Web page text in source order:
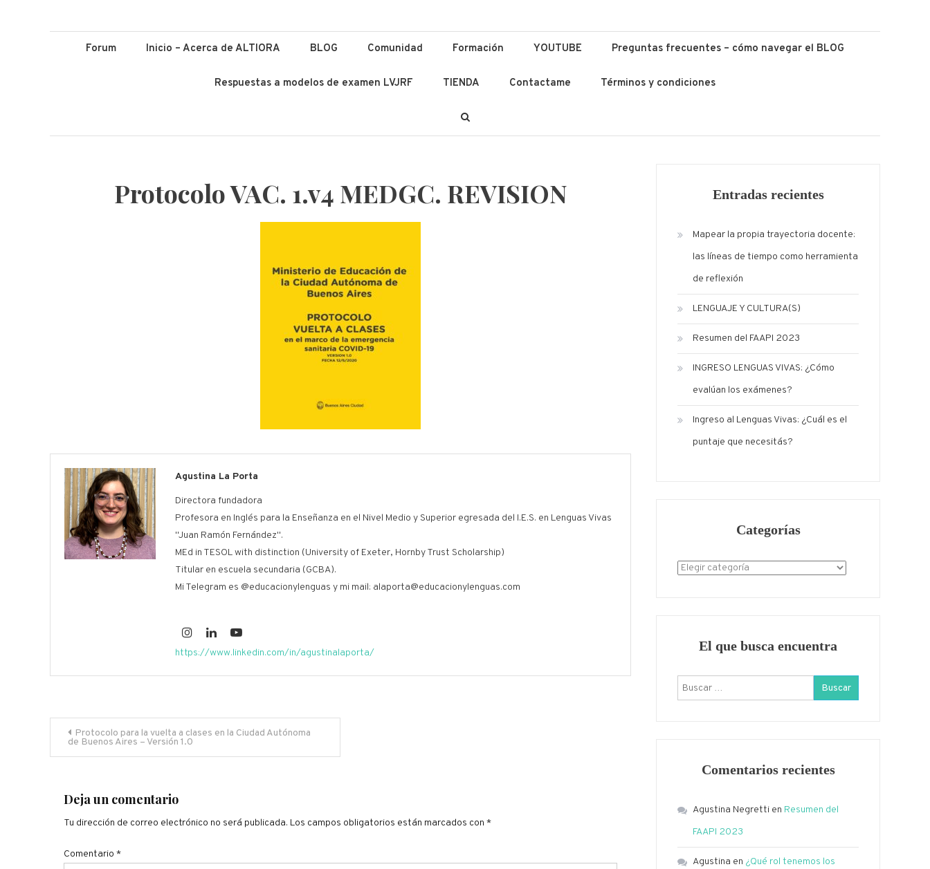
ALTIORA – Educación y Lenguas
Forum Inicio – Acerca de ALTIORA BLOG Comunidad Formación YOUTUBE Preguntas frecuentes – cómo navegar el BLOG
Respuestas a modelos de examen LVJRF TIENDA Contactame Términos y condiciones
Protocolo VAC. 1.v4 MEDGC. REVISION
Agustina La Porta
Directora fundadora
Profesora en Inglés para la Enseñanza en el Nivel Medio y Superior egresada del I.E.S. en Lenguas Vivas
"Juan Ramón Fernández".
MEd in TESOL with distinction (University of Exeter, Hornby Trust Scholarship)
Titular en escuela secundaria (GCBA).
Mi Telegram es @educacionylenguas y mi mail: alaporta@educacionylenguas.com
https://www.linkedin.com/in/agustinalaporta/
Navegación
de
Protocolo para la vuelta a clases en la Ciudad Autónoma
de Buenos Aires – Versión 1.0
Deja un comentario
Tu dirección de correo electrónico no será publicada. Los campos obligatorios están marcados con *
Comentario *
Entradas recientes
Mapear la propia trayectoria docente:
las líneas de tiempo como herramienta
de reflexión
LENGUAJE Y CULTURA(S)
Resumen del FAAPI 2023
INGRESO LENGUAS VIVAS: ¿Cómo
evalúan los exámenes?
Ingreso al Lenguas Vivas: ¿Cuál es el
puntaje que necesitás?
Categorías
Categorías
El que busca encuentra
Buscar:
Comentarios recientes
Agustina Negretti en Resumen del
FAAPI 2023
Agustina en ¿Qué rol tenemos los